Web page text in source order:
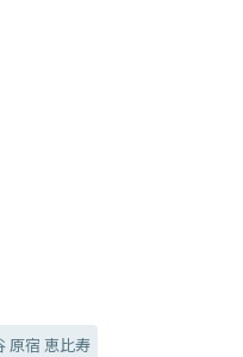
原宿 恵比寿